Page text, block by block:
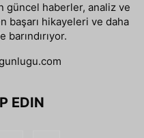
güncel haberler, analiz ve
başarı hikayeleri ve daha
barındırıyor.
EDIN